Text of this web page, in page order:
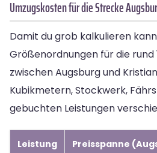
Umzugskosten für die Strecke
Damit du grob kalkulieren
Größenordnungen für die rund
zwischen Augsburg und
Kubikmetern, Stockwerk,
gebuchten Leistungen
Leistung Preisspanne